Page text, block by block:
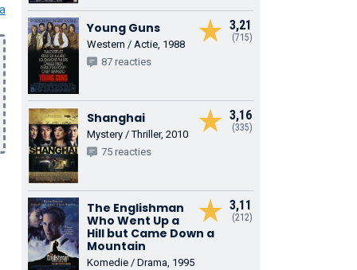
3,21
(715)
Young Guns
Western / Actie, 1988
87 reacties
3,16
(335)
Shanghai
Mystery / Thriller, 2010
75 reacties
3,11
(212)
The Englishman
Who Went Up a
Hill but Came Down a
Mountain
Komedie / Drama, 1995